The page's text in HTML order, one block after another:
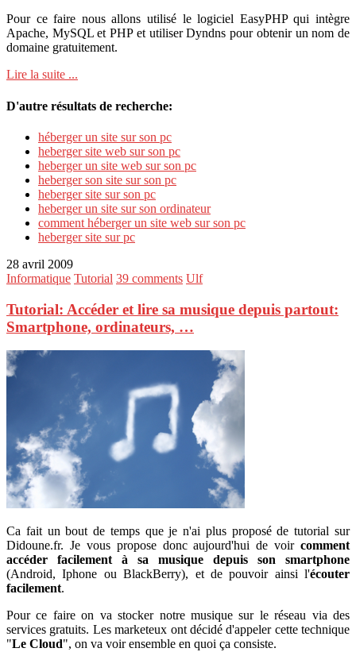
Pour ce faire nous allons utilisé le logiciel EasyPHP qui intègre
Apache, MySQL et PHP et utiliser Dyndns pour obtenir un nom de
domaine gratuitement.
Lire la suite ...
D'autre résultats de recherche:
héberger un site sur son pc
heberger site web sur son pc
heberger un site web sur son pc
heberger son site sur son pc
heberger site sur son pc
heberger un site sur son ordinateur
comment héberger un site web sur son pc
heberger site sur pc
28 avril 2009
Informatique Tutorial 39 comments Ulf
Tutorial: Accéder et lire sa musique depuis partout:
Smartphone, ordinateurs, …
Ca fait un bout de temps que je n'ai plus proposé de tutorial sur
Didoune.fr. Je vous propose donc aujourd'hui de voir comment
accéder facilement à sa musique depuis son smartphone
(Android, Iphone ou BlackBerry), et de pouvoir ainsi l'écouter
facilement.
Pour ce faire on va stocker notre musique sur le réseau via des
services gratuits. Les marketeux ont décidé d'appeler cette technique
"Le Cloud", on va voir ensemble en quoi ça consiste.